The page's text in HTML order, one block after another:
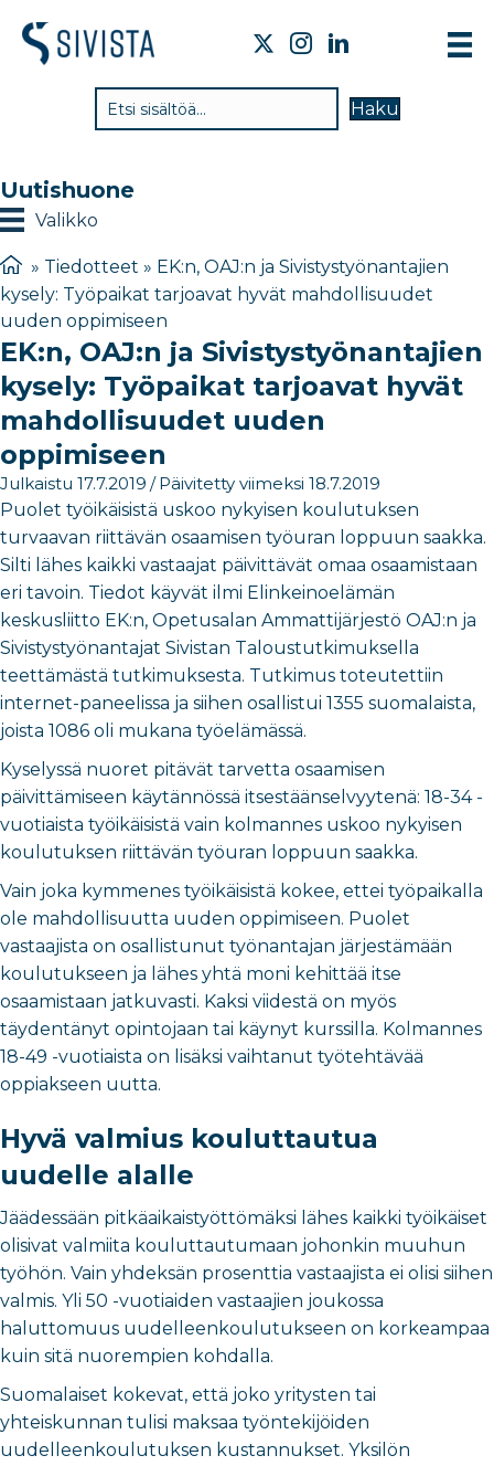
Haku
Uutishuone
Valikko
» Tiedotteet » EK:n, OAJ:n ja Sivistystyönantajien
kysely: Työpaikat tarjoavat hyvät mahdollisuudet
uuden oppimiseen
EK:n, OAJ:n ja Sivistystyönantajien
kysely: Työpaikat tarjoavat hyvät
mahdollisuudet uuden
oppimiseen
Julkaistu 17.7.2019 / Päivitetty viimeksi 18.7.2019
Puolet työikäisistä uskoo nykyisen koulutuksen
turvaavan riittävän osaamisen työuran loppuun saakka.
Silti lähes kaikki vastaajat päivittävät omaa osaamistaan
eri tavoin. Tiedot käyvät ilmi Elinkeinoelämän
keskusliitto EK:n, Opetusalan Ammattijärjestö OAJ:n ja
Sivistystyönantajat Sivistan Taloustutkimuksella
teettämästä tutkimuksesta. Tutkimus toteutettiin
internet-paneelissa ja siihen osallistui 1355 suomalaista,
joista 1086 oli mukana työelämässä.
Kyselyssä nuoret pitävät tarvetta osaamisen
päivittämiseen käytännössä itsestäänselvyytenä: 18-34 -
vuotiaista työikäisistä vain kolmannes uskoo nykyisen
koulutuksen riittävän työuran loppuun saakka.
Vain joka kymmenes työikäisistä kokee, ettei työpaikalla
ole mahdollisuutta uuden oppimiseen. Puolet
vastaajista on osallistunut työnantajan järjestämään
koulutukseen ja lähes yhtä moni kehittää itse
osaamistaan jatkuvasti. Kaksi viidestä on myös
täydentänyt opintojaan tai käynyt kurssilla. Kolmannes
18-49 -vuotiaista on lisäksi vaihtanut työtehtävää
oppiakseen uutta.
Hyvä valmius kouluttautua
uudelle alalle
Jäädessään pitkäaikaistyöttömäksi lähes kaikki työikäiset
olisivat valmiita kouluttautumaan johonkin muuhun
työhön. Vain yhdeksän prosenttia vastaajista ei olisi siihen
valmis. Yli 50 -vuotiaiden vastaajien joukossa
haluttomuus uudelleenkoulutukseen on korkeampaa
kuin sitä nuorempien kohdalla.
Suomalaiset kokevat, että joko yritysten tai
yhteiskunnan tulisi maksaa työntekijöiden
uudelleenkoulutuksen kustannukset. Yksilön